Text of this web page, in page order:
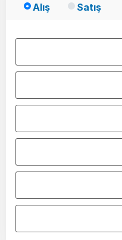
Alış Satış